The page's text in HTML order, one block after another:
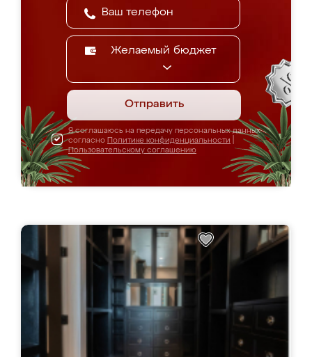
Желаемый бюджет
Отправить
Я соглашаюсь на передачу персональных данных
согласно Политике конфиденциальности
Пользовательскому соглашению